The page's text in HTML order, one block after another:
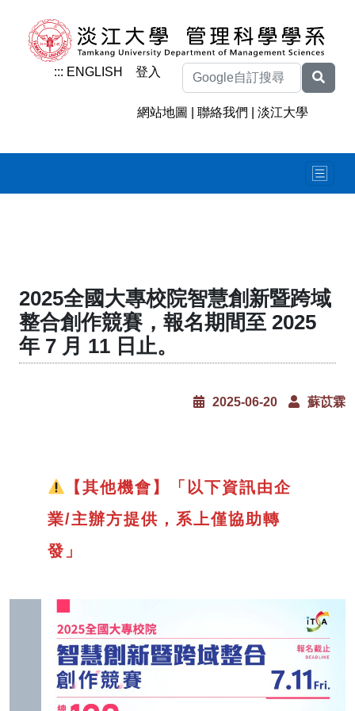
::: ENGLISH 登入
網站地圖 |聯絡我們 |淡江大學
2025全國大專校院智慧創新暨跨域
整合創作競賽，報名期間至 2025
年 7 月 11 日止。
2025-06-20 蘇苡霖
【其他機會】「以下資訊由企
業/主辦方提供，系上僅協助轉
發」